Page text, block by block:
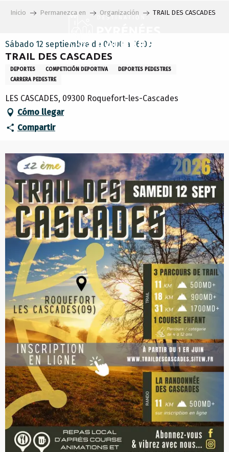
principal
Inicio Permanezca en Organización TRAIL DES CASCADES
Sábado 12 septiembre de 08:00 a 16:00
TRAIL DES CASCADES
DEPORTES COMPETICIÓN DEPORTIVA
DEPORTES PEDESTRES
CARRERA PEDESTRE
LES CASCADES, 09300 Roquefort-les-Cascades
Cómo llegar
Compartir